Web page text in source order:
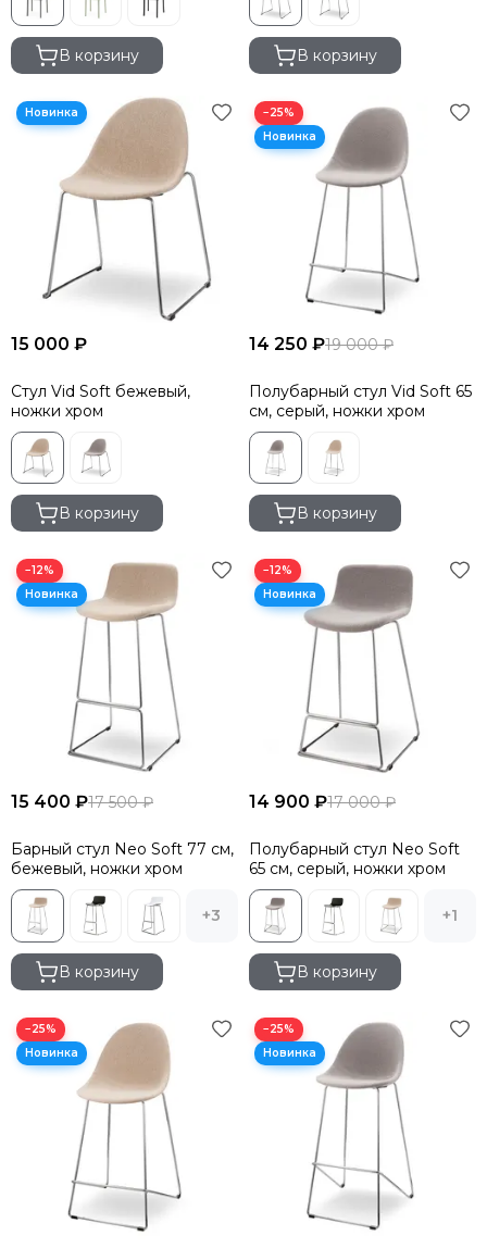
В корзину В корзину
15 000 ₽
Стул Vid Soft бежевый,
ножки хром
В корзину
−25%
14 250 ₽19 000 ₽
Полубарный стул Vid Soft 65
см, серый, ножки хром
В корзину
−12%
15 400 ₽17 500 ₽
Барный стул Neo Soft 77 см,
бежевый, ножки хром
+3
В корзину
−12%
14 900 ₽17 000 ₽
Полубарный стул Neo Soft
65 см, серый, ножки хром
+1
В корзину
−25% −25%